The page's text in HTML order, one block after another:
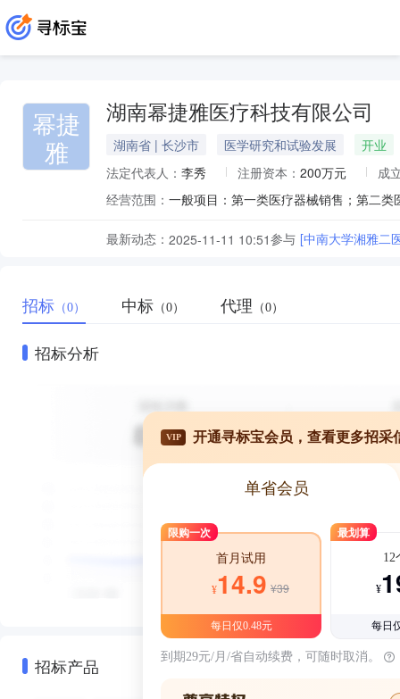
幂捷
雅
湖南幂捷雅医疗科技有限公司
湖南省 | 长沙市 医学研究和试验发展
开业
法定代表人： 李秀 注册资本： 200万元
成
经营范围：
最新动态： 2025-11-11 10:51参与 [中南大学湘雅二
招标 （0） 中标 （0） 代理 （0）
招标分析
招标产品
VIP 开通寻标宝会员，查看更多招采
单省会员
限购一次
首月试用
¥14.9 ¥39
每日仅0.48元
最划算
12
¥
每日
到期29元/月/省自动续费，可随时取消。